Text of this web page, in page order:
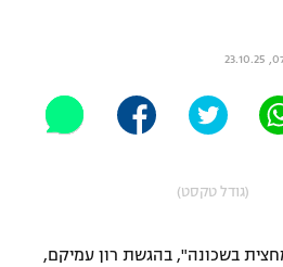
(גודל טקסט)
של ספורט1, "מחצית בשכונה", בהגשת רון עמיקם,